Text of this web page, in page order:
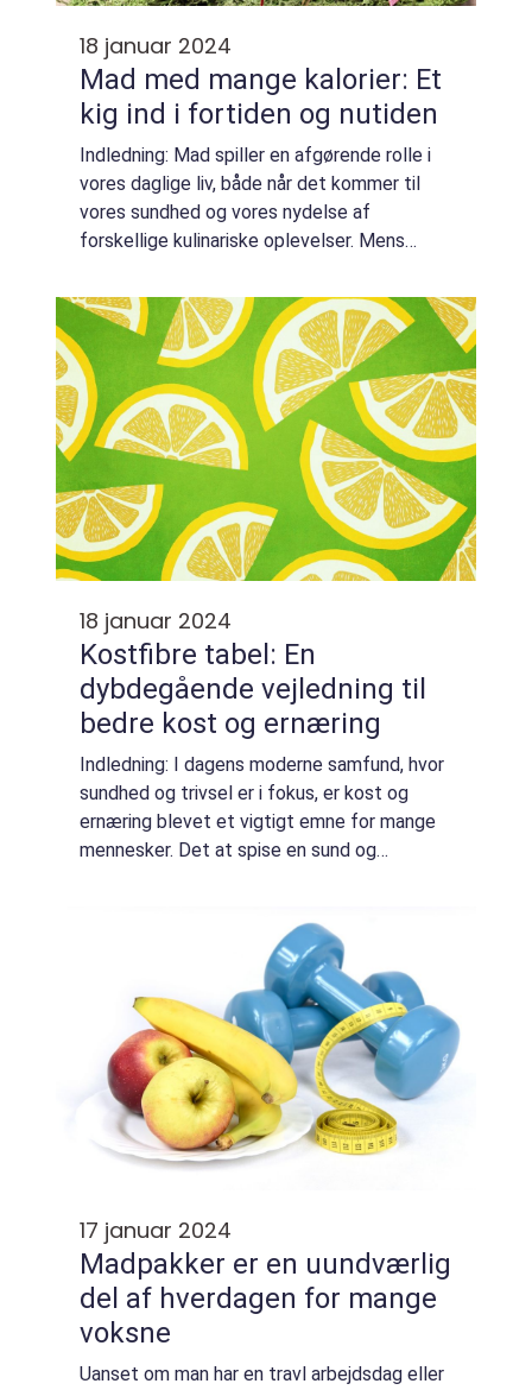
18 januar 2024
Mad med mange kalorier: Et
kig ind i fortiden og nutiden
Indledning: Mad spiller en afgørende rolle i
vores daglige liv, både når det kommer til
vores sundhed og vores nydelse af
forskellige kulinariske oplevelser. Mens
indtag af kalorier for at opnå en sundere
livsstil ...
18 januar 2024
Kostfibre tabel: En
dybdegående vejledning til
bedre kost og ernæring
Indledning: I dagens moderne samfund, hvor
sundhed og trivsel er i fokus, er kost og
ernæring blevet et vigtigt emne for mange
mennesker. Det at spise en sund og
17 januar 2024
Madpakker er en uundværlig
del af hverdagen for mange
voksne
Uanset om man har en travl arbejdsdag eller